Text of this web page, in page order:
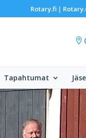
Rotary.fi|
Tapahtumat